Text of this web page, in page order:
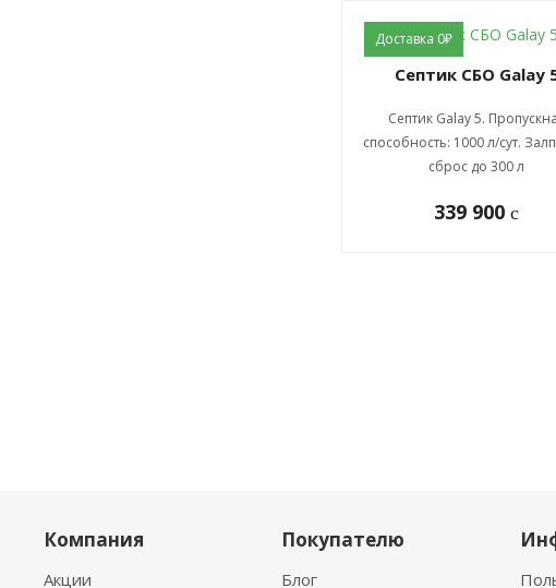
Доставка 0₽
Септик СБО Galay
Септик Galay 5.
способность: 1000 л/сут.
сброс до 300 л
339 900c
Компания
Акции
Покупателю
Блог